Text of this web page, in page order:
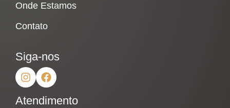
Onde Estamos
Contato
Siga-nos
Atendimento